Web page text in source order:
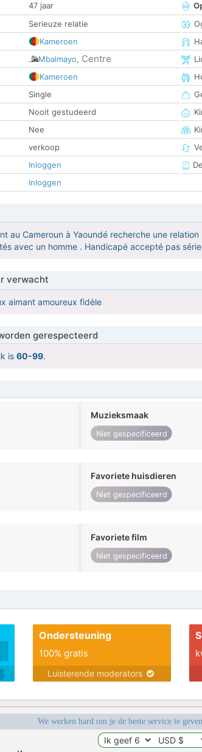
47 jaar
Serieuze relatie
Kameroen
Mbalmayo, Centre
Kameroen
Single
Nooit gestudeerd
Nee
verkoop
Inloggen
Inloggen
au Cameroun à Yaoundé recherche une
avec un homme . Handicapé accepté pas
verwacht
aimant amoureux fidèle
gerespecteerd
is 60-99.
Muzieksmaak
Niet gespecificeerd
Favoriete huisdieren
Niet gespecificeerd
Favoriete film
Niet gespecificeerd
Ondersteuning
100% gratis
Luisterende moderators
We werken hard om je de beste service te